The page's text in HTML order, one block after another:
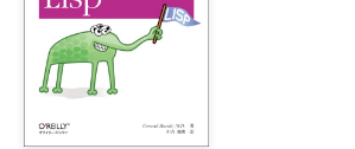
        1.2.1　2つ目のF#プログラム
        1.2.2　値
        1.2.3　空白について
        1.2.4　.NETとの互換性
        1.2.5　コメント